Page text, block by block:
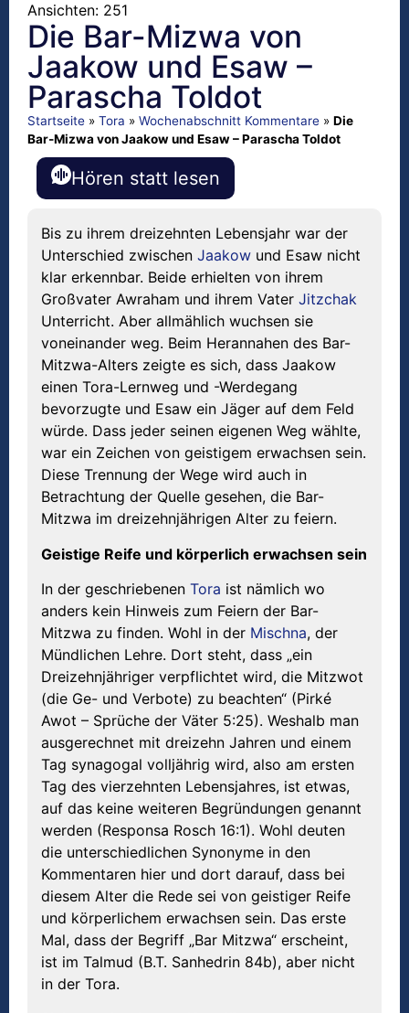
Ansichten: 251
Die Bar-Mizwa von
Jaakow und Esaw –
Parascha Toldot
Startseite » Tora » Wochenabschnitt Kommentare » Die
Bar-Mizwa von Jaakow und Esaw – Parascha Toldot
Hören statt lesen
Bis zu ihrem dreizehnten Lebensjahr war der
Unterschied zwischen Jaakow und Esaw nicht
klar erkennbar. Beide erhielten von ihrem
Großvater Awraham und ihrem Vater Jitzchak
Unterricht. Aber allmählich wuchsen sie
voneinander weg. Beim Herannahen des Bar-
Mitzwa-Alters zeigte es sich, dass Jaakow
einen Tora-Lernweg und -Werdegang
bevorzugte und Esaw ein Jäger auf dem Feld
würde. Dass jeder seinen eigenen Weg wählte,
war ein Zeichen von geistigem erwachsen sein.
Diese Trennung der Wege wird auch in
Betrachtung der Quelle gesehen, die Bar-
Mitzwa im dreizehnjährigen Alter zu feiern.
Geistige Reife und körperlich erwachsen sein
In der geschriebenen Tora ist nämlich wo
anders kein Hinweis zum Feiern der Bar-
Mitzwa zu finden. Wohl in der Mischna, der
Mündlichen Lehre. Dort steht, dass „ein
Dreizehnjähriger verpflichtet wird, die Mitzwot
(die Ge- und Verbote) zu beachten“ (Pirké
Awot – Sprüche der Väter 5:25). Weshalb man
ausgerechnet mit dreizehn Jahren und einem
Tag synagogal volljährig wird, also am ersten
Tag des vierzehnten Lebensjahres, ist etwas,
auf das keine weiteren Begründungen genannt
werden (Responsa Rosch 16:1). Wohl deuten
die unterschiedlichen Synonyme in den
Kommentaren hier und dort darauf, dass bei
diesem Alter die Rede sei von geistiger Reife
und körperlichem erwachsen sein. Das erste
Mal, dass der Begriff „Bar Mitzwa“ erscheint,
ist im Talmud (B.T. Sanhedrin 84b), aber nicht
in der Tora.